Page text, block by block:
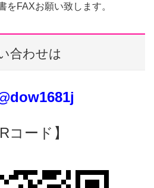
をFAXお願い致します。
合わせは
コード】